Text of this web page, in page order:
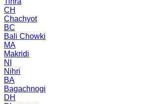
CH
Chachyot
BC
Bali Chowki
MA
Makridi
NI
Nihri
BA
Bagachnogi
DH